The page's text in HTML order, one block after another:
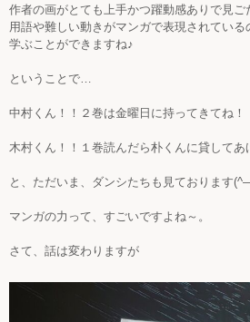
作者の画がとても上手かつ躍動感ありで見
用語や難しい動きがマンガで表現されてい
学ぶことができますね♪
ということで…
中村くん！！２巻は金曜日に持ってきてね！
木村くん！！１巻読んだら朴くんに貸してあ
と、ただいま、ダンシたちも見ております
マンガの力って、すごいですよね～。
さて、話は変わりますが